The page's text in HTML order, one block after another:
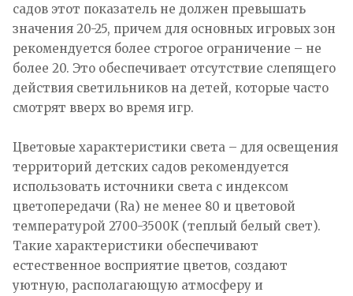
садов этот показатель не должен превышать
значения 20-25, причем для основных игровых зон
рекомендуется более строгое ограничение – не
более 20. Это обеспечивает отсутствие слепящего
действия светильников на детей, которые часто
смотрят вверх во время игр.
Цветовые характеристики света – для освещения
территорий детских садов рекомендуется
использовать источники света с индексом
цветопередачи (Ra) не менее 80 и цветовой
температурой 2700-3500К (теплый белый свет).
Такие характеристики обеспечивают
естественное восприятие цветов, создают
уютную, располагающую атмосферу и